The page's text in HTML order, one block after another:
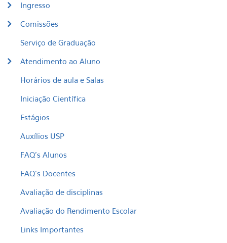
Ingresso
Comissões
Serviço de Graduação
Atendimento ao Aluno
Horários de aula e Salas
Iniciação Científica
Estágios
Auxílios USP
FAQ's Alunos
FAQ's Docentes
Avaliação de disciplinas
Avaliação do Rendimento Escolar
Links Importantes